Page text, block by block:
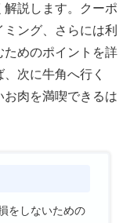
説します。クーポ
ング、さらには利
ためのポイントを詳
次に牛角へ行く
肉を満喫できるは
をしないための